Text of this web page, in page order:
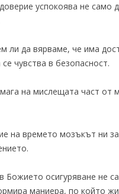
успокоява не само
ли да вярваме, че има
чувства в безопасност.
на мислещата част от
на времето мозъкът ни
Божието осигуряване не
маниера, по който